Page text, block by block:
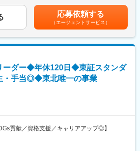
め裁量が大きい
を拠点に事業づくりへ集中できる
を構え、有限な資源の回収・リサイクルを生
ド市場上場企業です。
会に浸透していない高度経済成長期から、環
活用に関わる事業を行い、社会課題の解決に
業以来黒字を継続。特許取得22件を誇る技術
連事業への展開で成長を続けています。
定める業務
登録・データ入力
た製品の運搬
1課1係
ます賃金はあくまでも目安の金額であり、選
可能性があります。月給(月額)は固定手当を含
応募依頼する
（エージェントサービス）
ーダー◆年休120日◆東証スタンダ
・手当◎◆東北唯一の事業
貢献／資格支援／キャリアアップ◎】